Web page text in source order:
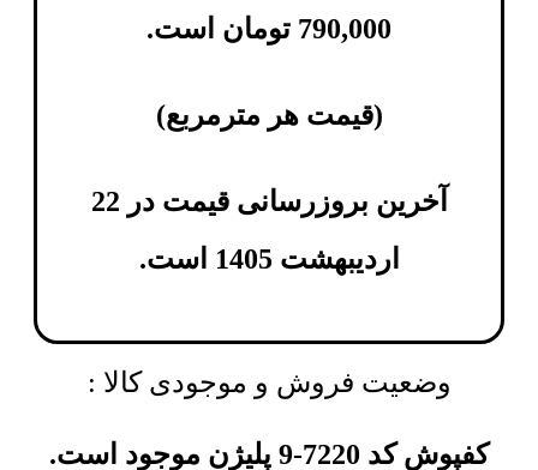
790,000 تومان است.
(قیمت هر مترمربع)
آخرین بروزرسانی قیمت در 22
اردیبهشت 1405 است.
وضعیت فروش و موجودی کالا :
کفپوش کد 7220-9 پلیژن موجود است.